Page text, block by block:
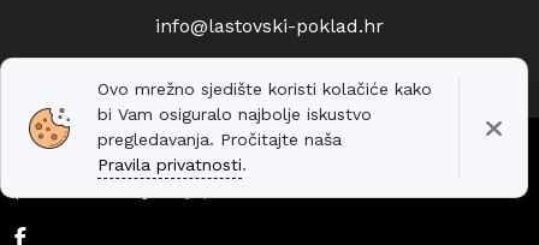
info@lastovski-poklad.hr
© 2010. — 2026. Udruga Lastovski poklad. Web
Ovo mrežno sjedište koristi kolačiće kako
bi Vam osiguralo najbolje iskustvo
pregledavanja. Pročitajte naša
Pravila privatnosti.